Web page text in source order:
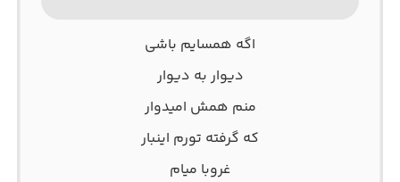
اگه همسايم باشى
ديوار به ديوار
منم همش اميدوار
که گرفته تورم اينبار
غروبا میام